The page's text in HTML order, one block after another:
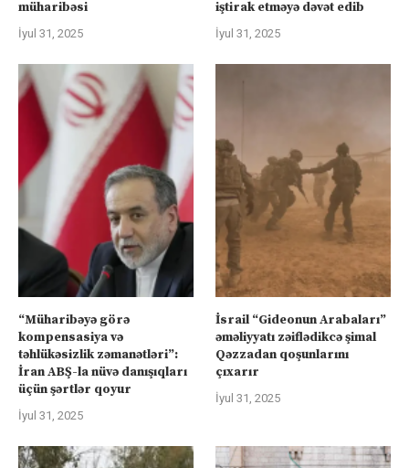
müharibəsi
İyul 31, 2025
iştirak etməyə dəvət edib
İyul 31, 2025
“Müharibəyə görə
kompensasiya və
təhlükəsizlik zəmanətləri”:
İran ABŞ-la nüvə danışıqları
üçün şərtlər qoyur
İyul 31, 2025
İsrail “Gideonun Arabaları”
əməliyyatı zəiflədikcə şimal
Qəzzadan qoşunlarını
çıxarır
İyul 31, 2025